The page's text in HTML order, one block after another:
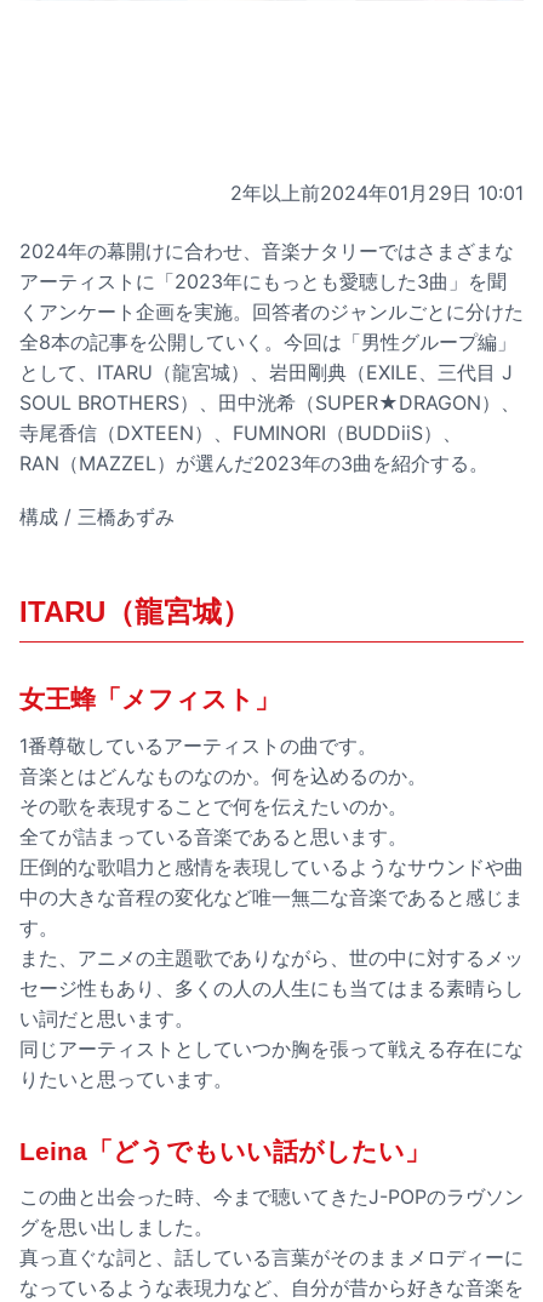
2年以上前2024年01月29日 10:01
2024年の幕開けに合わせ、音楽ナタリーではさまざまな
アーティストに「2023年にもっとも愛聴した3曲」を聞
くアンケート企画を実施。回答者のジャンルごとに分けた
全8本の記事を公開していく。今回は「男性グループ編」
として、ITARU（龍宮城）、岩田剛典（EXILE、三代目 J
SOUL BROTHERS）、田中洸希（SUPER★DRAGON）、
寺尾香信（DXTEEN）、FUMINORI（BUDDiiS）、
RAN（MAZZEL）が選んだ2023年の3曲を紹介する。
構成 / 三橋あずみ
ITARU（龍宮城）
女王蜂「メフィスト」
1番尊敬しているアーティストの曲です。
音楽とはどんなものなのか。何を込めるのか。
その歌を表現することで何を伝えたいのか。
全てが詰まっている音楽であると思います。
圧倒的な歌唱力と感情を表現しているようなサウンドや曲
中の大きな音程の変化など唯一無二な音楽であると感じま
す。
また、アニメの主題歌でありながら、世の中に対するメッ
セージ性もあり、多くの人の人生にも当てはまる素晴らし
い詞だと思います。
同じアーティストとしていつか胸を張って戦える存在にな
りたいと思っています。
Leina「どうでもいい話がしたい」
この曲と出会った時、今まで聴いてきたJ-POPのラヴソン
グを思い出しました。
真っ直ぐな詞と、話している言葉がそのままメロディーに
なっているような表現力など、自分が昔から好きな音楽を